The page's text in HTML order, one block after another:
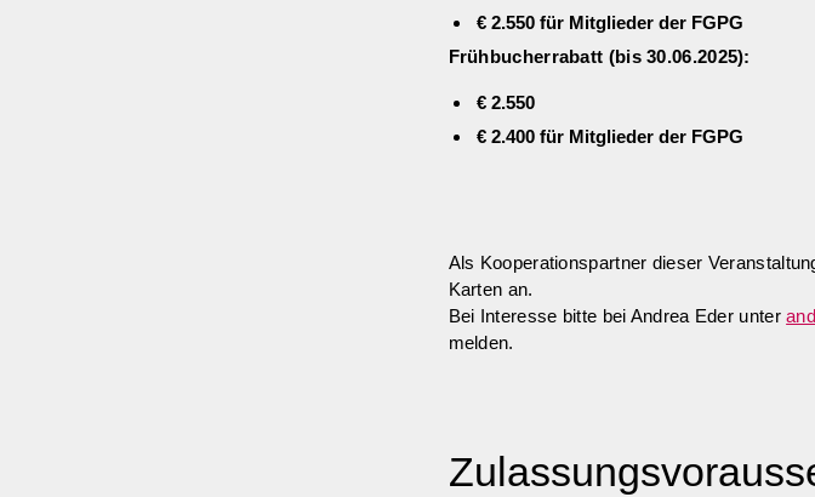
€ 2.550 für Mitglieder der FGPG
Frühbucherrabatt (bis 30.06.2025):
€ 2.550
€ 2.400 für Mitglieder der FGPG
Als Kooperationspartner dieser
Karten an.
Bei Interesse bitte bei Andrea Eder unter
melden.